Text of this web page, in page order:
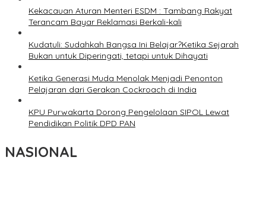
Kekacauan Aturan Menteri ESDM : Tambang Rakyat
Terancam Bayar Reklamasi Berkali-kali
Kudatuli: Sudahkah Bangsa Ini Belajar?Ketika Sejarah
Bukan untuk Diperingati, tetapi untuk Dihayati
Ketika Generasi Muda Menolak Menjadi Penonton
Pelajaran dari Gerakan Cockroach di India
KPU Purwakarta Dorong Pengelolaan SIPOL Lewat
Pendidikan Politik DPD PAN
NASIONAL